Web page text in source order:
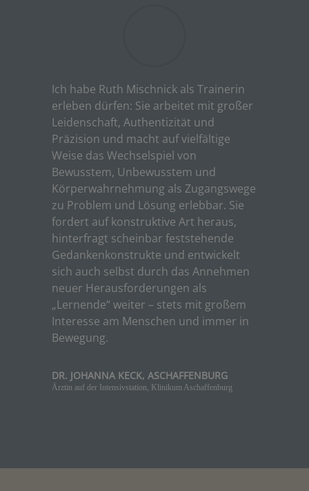
Ich habe Ruth Mischnick als Trainerin
erleben dürfen: Sie arbeitet mit großer
Leidenschaft, Authentizität und
Präzision und macht auf vielfältige
Weise das Wechselspiel von
Bewusstem, Unbewusstem und
Körperwahrnehmung als Zugangswege
zu Problem und Lösung erlebbar. Sie
fordert auf konstruktive Art heraus,
hinterfragt scheinbar feststehende
Gedankenkonstrukte und entwickelt
sich auch selbst durch das Annehmen
neuer Herausforderungen als
„Lernende“ weiter – stets mit großem
Interesse am Menschen und immer in
Bewegung.
DR. JOHANNA KECK, ASCHAFFENBURG
Ärztin auf der Intensivstation Klinikum Aschaffenburg